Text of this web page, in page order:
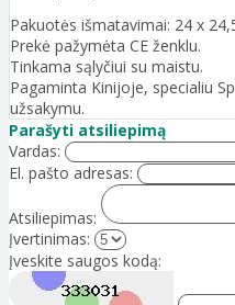
Pakuotės išmatavimai: 24 x
Prekė pažymėta CE ženklu.
Tinkama sąlyčiui su maistu.
Pagaminta Kinijoje, specialiu
užsakymu.
Parašyti atsiliepimą
Vardas:
El. pašto adresas:
Atsiliepimas:
Įvertinimas:
Įveskite saugos kodą: